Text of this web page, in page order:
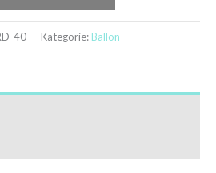
40 Kategorie: Ballon